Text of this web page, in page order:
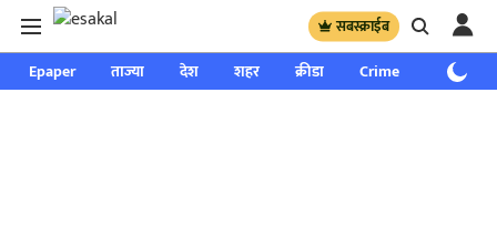
सबस्क्राईब
Epaper ताज्या देश शहर क्रीडा Crime साप्ताहिक